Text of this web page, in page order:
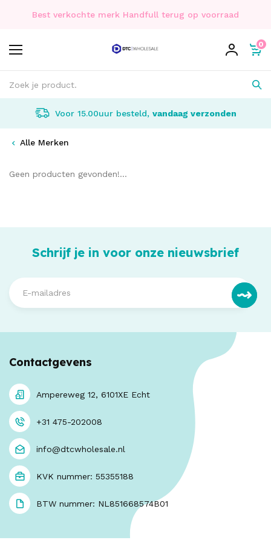
Best verkochte merk Handfull terug op voorraad
0
Voor 15.00uur besteld, vandaag verzonden
Alle Merken
Geen producten gevonden!...
Schrijf je in voor onze nieuwsbrief
Contactgevens
Ampereweg 12, 6101XE Echt
+31 475-202008
info@dtcwholesale.nl
KVK nummer: 55355188
BTW nummer: NL851668574B01